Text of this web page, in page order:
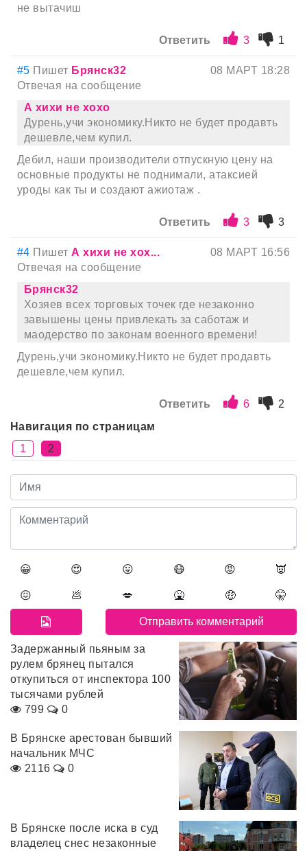
не вытачиш
Ответить 3 1
#5 Пишет Брянск32
08 МАРТ 18:28
Отвечая на сообщение
А хихи не хохо
Дурень,учи экономику.Никто не будет продавть
дешевле,чем купил.
Дебил, наши производители отпускную цену на
основные продукты не поднимали, атаксией
уроды как ты и создают ажиотаж .
Ответить 3 3
#4 Пишет А хихи не хох...
08 МАРТ 16:56
Отвечая на сообщение
Брянск32
Хозяев всех торговых точек где незаконно
завышены цены привлекать за саботаж и
маодерство по законам военного времени!
Дурень,учи экономику.Никто не будет продавть
дешевле,чем купил.
Ответить 6
2
Навигация по страницам
1
2
😀 😍 😛 😷 😡 👿
😖 💩 💋 🤮 🤑 🤫
Задержанный пьяным за
рулем брянец пытался
откупиться от инспектора 100
тысячами рублей
799
0
В Брянске арестован бывший
начальник МЧС
2116
0
В Брянске после иска в суд
владелец снес незаконные